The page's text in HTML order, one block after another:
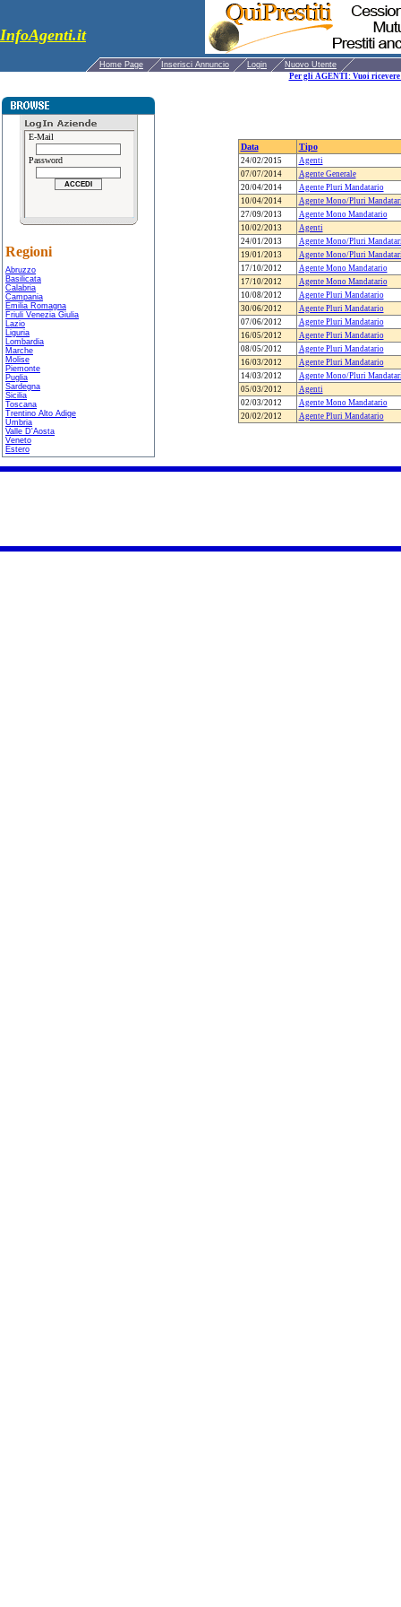
InfoAgenti.it
Home Page Inserisci Annuncio Login
Nuovo Utente
Per gli AGENTI: Vuoi
E-Mail
Password
Regioni
Abruzzo
Basilicata
Calabria
Campania
Emilia Romagna
Friuli Venezia Giulia
Lazio
Liguria
Lombardia
Marche
Molise
Piemonte
Puglia
Sardegna
Sicilia
Toscana
Trentino Alto Adige
Umbria
Valle D'Aosta
Veneto
Estero
Data Tipo
24/02/2015
Agenti
07/07/2014
Agente Generale
20/04/2014
Agente Pluri Mandatario
10/04/2014
Agente Mono/Pluri
27/09/2013
Agente Mono Mandatario
10/02/2013
Agenti
24/01/2013
Agente Mono/Pluri
19/01/2013
Agente Mono/Pluri
17/10/2012
Agente Mono Mandatario
17/10/2012
Agente Mono Mandatario
10/08/2012
Agente Pluri Mandatario
30/06/2012
Agente Pluri Mandatario
07/06/2012
Agente Pluri Mandatario
16/05/2012
Agente Pluri Mandatario
08/05/2012
Agente Pluri Mandatario
16/03/2012
Agente Pluri Mandatario
14/03/2012
Agente Mono/Pluri
05/03/2012
Agenti
02/03/2012
Agente Mono Mandatario
20/02/2012
Agente Pluri Mandatario